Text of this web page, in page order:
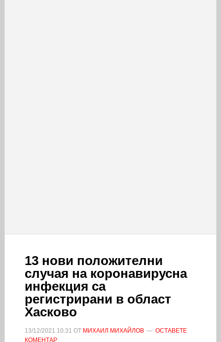
13 нови положителни
случая на коронавирусна
инфекция са
регистрирани в област
Хасково
13/12/2021 10:31 ОТ МИХАИЛ МИХАЙЛОВ
ОСТАВЕТЕ
КОМЕНТАР